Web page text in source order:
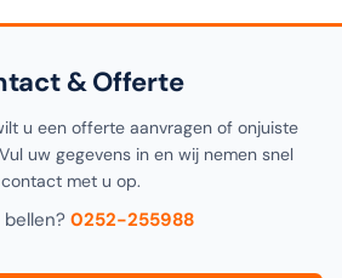
& Offerte
u een offerte aanvragen of onjuiste
uw gegevens in en wij nemen snel
contact met u op.
0252-255988